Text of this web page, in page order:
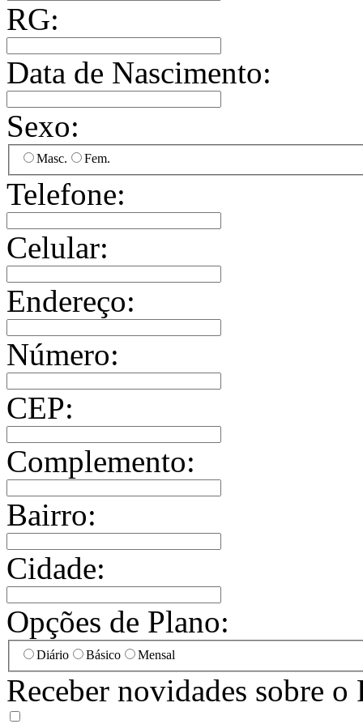
RG:
Data de Nascimento:
Sexo:
Masc. Fem.
Telefone:
Celular:
Endereço:
Número:
CEP:
Complemento:
Bairro:
Cidade:
Opções de Plano:
Diário Básico Mensal
Receber novidades sobre